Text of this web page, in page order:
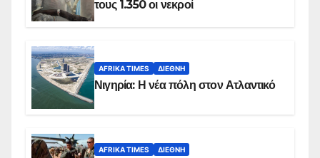
τους 1.350 οι νεκροί
AFRIKA TIMES ΔΙΕΘΝΉ
Νιγηρία: Η νέα πόλη στον Ατλαντικό
AFRIKA TIMES ΔΙΕΘΝΉ